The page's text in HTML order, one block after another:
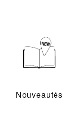
Nouveautés